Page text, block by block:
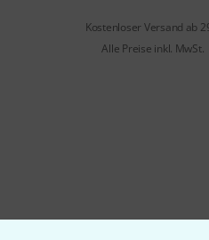
Kostenloser Versand ab
Alle Preise inkl. MwSt.